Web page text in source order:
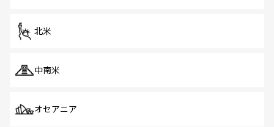
北米
中南米
オセアニア